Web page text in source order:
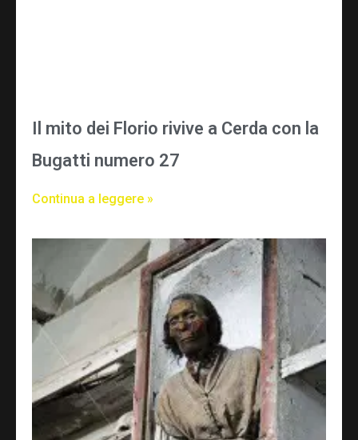
Il mito dei Florio rivive a Cerda con la
Bugatti numero 27
Continua a leggere »